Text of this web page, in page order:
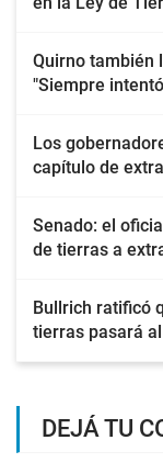
Quirno también
"Siempre
Los
capítulo de
Senado: el
de tierras a
Bullrich ratificó
tierras pasará al
DEJÁ TU